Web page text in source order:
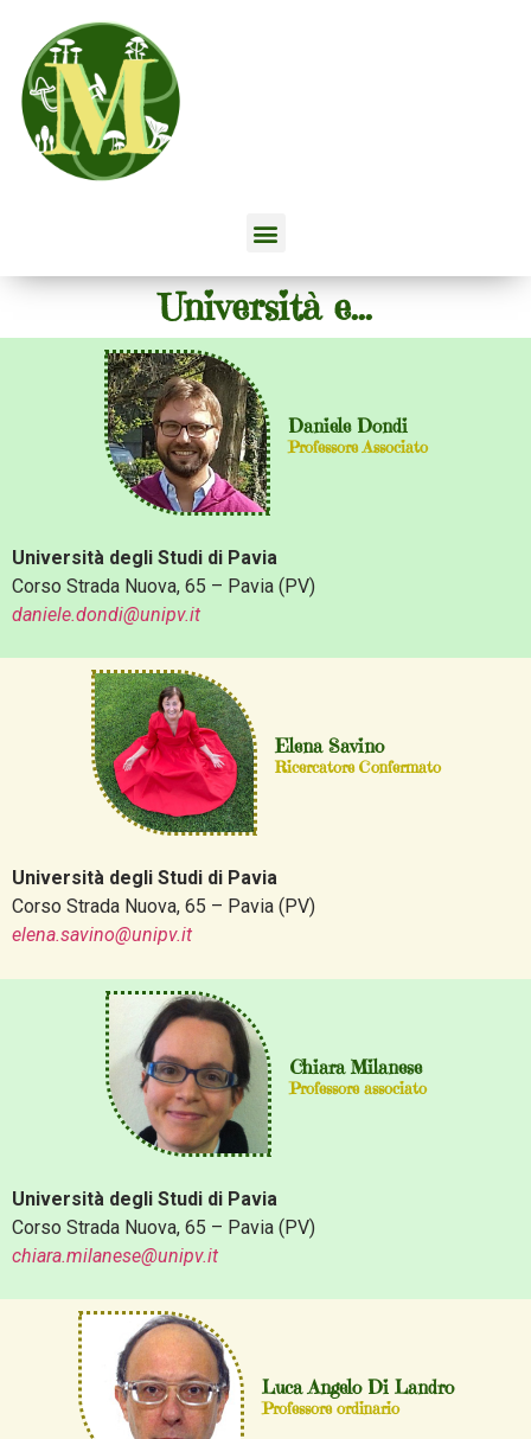
Università e...
Daniele Dondi
Professore Associato
Università degli Studi di Pavia
Corso Strada Nuova, 65 – Pavia (PV)
daniele.dondi@unipv.it
Elena Savino
Ricercatore Confermato
Università degli Studi di Pavia
Corso Strada Nuova, 65 – Pavia (PV)
elena.savino@unipv.it
Chiara Milanese
Professore associato
Università degli Studi di Pavia
Corso Strada Nuova, 65 – Pavia (PV)
chiara.milanese@unipv.it
Luca Angelo Di Landro
Professore ordinario